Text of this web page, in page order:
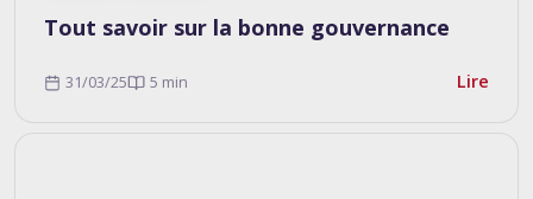
Tout savoir sur la bonne gouvernance
31/03/25 5 min Lire